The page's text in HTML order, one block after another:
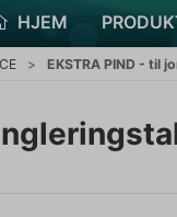
HJEM
EKSTRA PIND - til